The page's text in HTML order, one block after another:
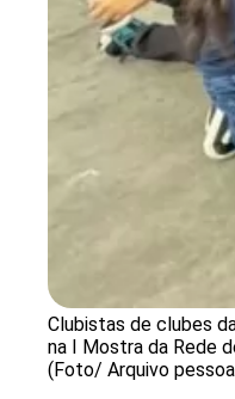
Clubistas de clubes
na I Mostra da Rede
(Foto/ Arquivo